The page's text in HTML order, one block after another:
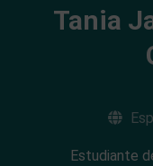
Tania
Estudiante